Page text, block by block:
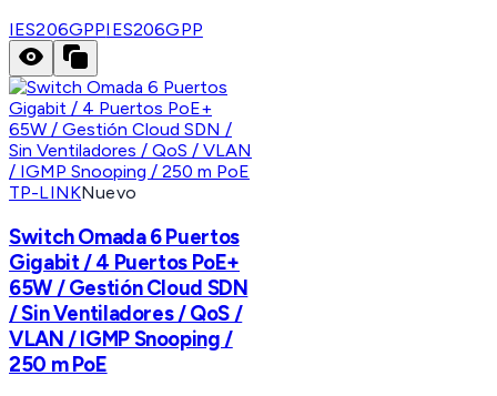
IES206GPPIES206GPP
TP-LINKNuevo
Switch Omada 6 Puertos
Gigabit / 4 Puertos PoE+
65W / Gestión Cloud SDN
/ Sin Ventiladores / QoS /
VLAN / IGMP Snooping /
250 m PoE